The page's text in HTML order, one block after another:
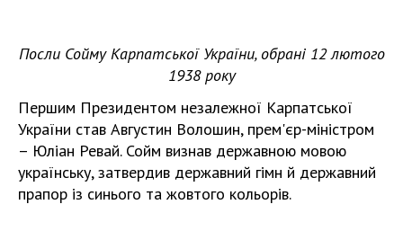
Посли Сойму Карпатської України, обрані 12 лютого
1938 року
Першим Президентом незалежної Карпатської
України став Августин Волошин, прем'єр-міністром
– Юліан Ревай. Сойм визнав державною мовою
українську, затвердив державний гімн й державний
прапор із синього та жовтого кольорів.